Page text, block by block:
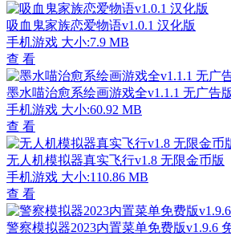
吸血鬼家族恋爱物语v1.0.1 汉化版
手机游戏 大小:7.9 MB
查 看
墨水喵治愈系绘画游戏全v1.1.1 无广告
手机游戏 大小:60.92 MB
查 看
无人机模拟器真实飞行v1.8 无限金币版
手机游戏 大小:110.86 MB
查 看
警察模拟器2023内置菜单免费版v1.9.6